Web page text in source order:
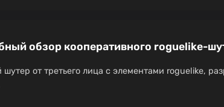
обзор кооперативного roguelike-
от третьего лица с элементами roguelike,